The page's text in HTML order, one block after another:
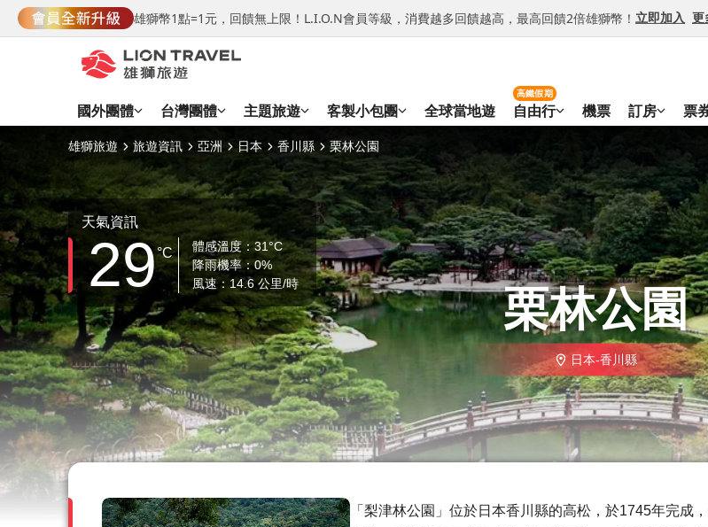
雄獅幣1點=1元，回饋無上限！L.I.O.N會員等級，消費越多回饋越高，最高回饋2倍雄獅幣！ 立即加入 更
國外團體 台灣團體 主題旅遊 客製小包團 全球當地遊 自由行
高鐵假期
機票 訂房 票
雄獅旅遊 旅遊資訊 亞洲 日本 香川縣 栗林公園
天氣資訊
29°C
體感溫度：31°C
降雨機率：0%
風速：14.6 公里/時
栗林公園
日本-香川縣
「梨津林公園」位於日本香川縣的高松，於1745年完成